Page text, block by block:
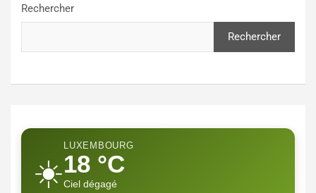
Rechercher
Rechercher
☀️
LUXEMBOURG
18 °C
Ciel dégagé